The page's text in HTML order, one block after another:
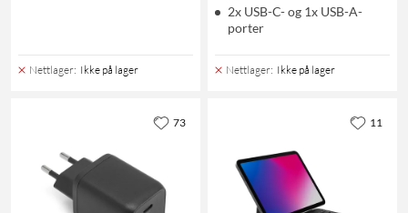
Nettlager: Ikke på lager
2x USB-C- og 1x USB-A-
porter
Nettlager: Ikke på lager
73 11